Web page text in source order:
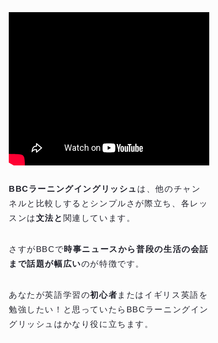
BBCラーニングイングリッシュ は、他のチャン
ネルと比較しするとシンプルさが際立ち、各レッ
スンは文法と 関連しています。
さすがBBCで時事ニュースから普段の生活の会話
まで話題が幅広いのが特徴です。
あなたが英語学習の初心者 またはイギリス英語を
勉強したい！と思っていたらBBCラーニングイン
グリッシュはかなり役に立ちます。